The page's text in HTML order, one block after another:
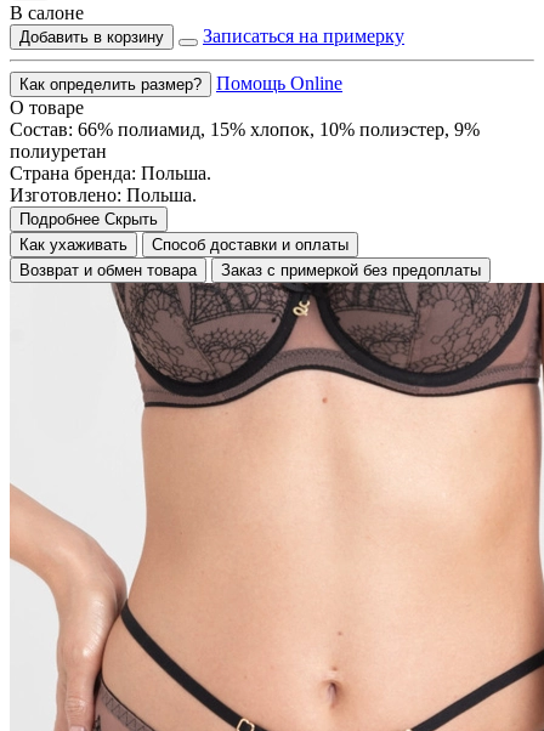
В салоне
Добавить в корзину Записаться на примерку
Как определить размер?
Помощь Online
О товаре
Состав: 66% полиамид, 15% хлопок, 10% полиэстер, 9%
полиуретан
Страна бренда: Польша.
Изготовлено: Польша.
Подробнее Скрыть
Как ухаживать
Способ доставки и оплаты
Возврат и обмен товара
Заказ с примеркой без предоплаты